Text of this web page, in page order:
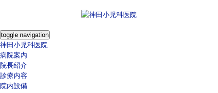
toggle navigation
神田小児科医院
病院案内
院長紹介
診療内容
院内設備